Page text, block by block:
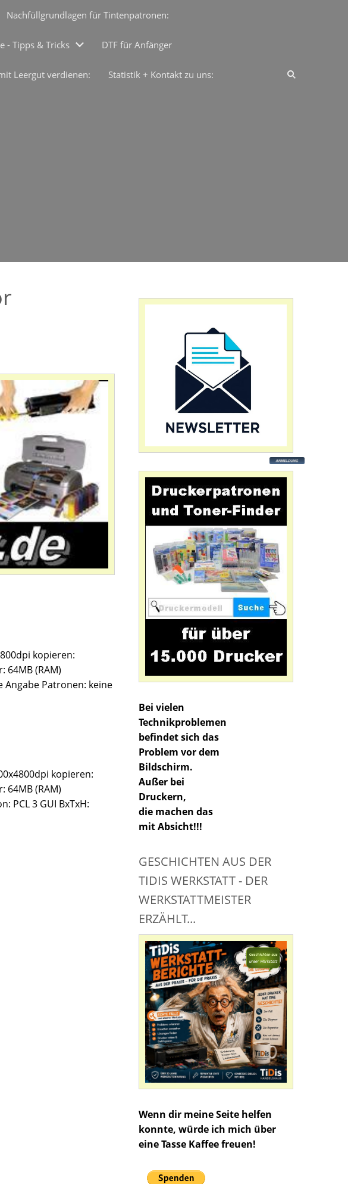
Nachfüllgrundlagen für Tintenpatronen:
- Tipps & Tricks DTF für Anfänger
Leergut verdienen: Statistik + Kontakt zu uns:
kopieren:
64MB (RAM)
Angabe Patronen: keine
kopieren:
64MB (RAM)
PCL 3 GUI BxTxH:
Bei vielen
Technikproblemen
befindet sich das
Problem vor dem
Bildschirm.
Außer bei
Druckern,
die machen das
mit Absicht!!!
GESCHICHTEN AUS DER
TIDIS WERKSTATT - DER
WERKSTATTMEISTER
ERZÄHLT...
Wenn dir meine Seite helfen
konnte, würde ich mich über
eine Tasse Kaffee freuen!